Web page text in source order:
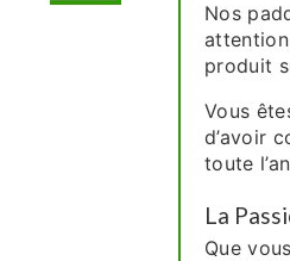
Nos
produit
Vous
d’avoir
toute
La
Que